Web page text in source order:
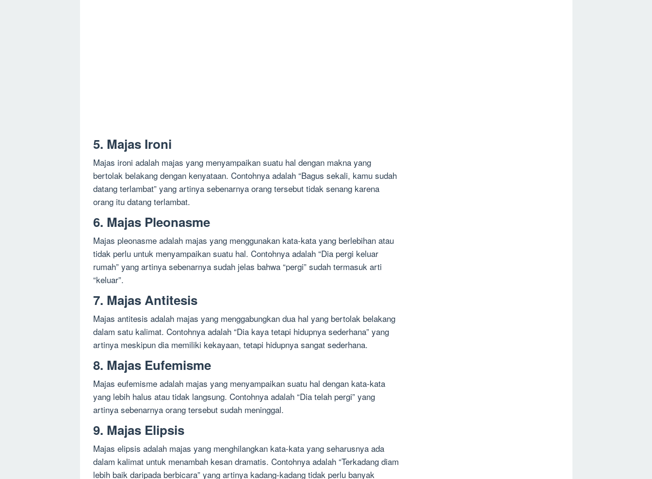
5. Majas Ironi
Majas ironi adalah majas yang menyampaikan suatu hal dengan makna yang
bertolak belakang dengan kenyataan. Contohnya adalah “Bagus sekali, kamu sudah
datang terlambat” yang artinya sebenarnya orang tersebut tidak senang karena
orang itu datang terlambat.
6. Majas Pleonasme
Majas pleonasme adalah majas yang menggunakan kata-kata yang berlebihan atau
tidak perlu untuk menyampaikan suatu hal. Contohnya adalah “Dia pergi keluar
rumah” yang artinya sebenarnya sudah jelas bahwa “pergi” sudah termasuk arti
“keluar”.
7. Majas Antitesis
Majas antitesis adalah majas yang menggabungkan dua hal yang bertolak belakang
dalam satu kalimat. Contohnya adalah “Dia kaya tetapi hidupnya sederhana” yang
artinya meskipun dia memiliki kekayaan, tetapi hidupnya sangat sederhana.
8. Majas Eufemisme
Majas eufemisme adalah majas yang menyampaikan suatu hal dengan kata-kata
yang lebih halus atau tidak langsung. Contohnya adalah “Dia telah pergi” yang
artinya sebenarnya orang tersebut sudah meninggal.
9. Majas Elipsis
Majas elipsis adalah majas yang menghilangkan kata-kata yang seharusnya ada
dalam kalimat untuk menambah kesan dramatis. Contohnya adalah “Terkadang diam
lebih baik daripada berbicara” yang artinya kadang-kadang tidak perlu banyak